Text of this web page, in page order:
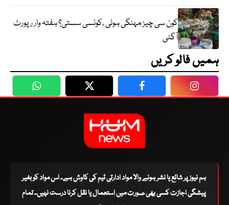
کون سی چیز مہنگی ہوئی ،کونسی سستی؟ ہفتہ وار رپورٹ
آگئی
ہمیں فالو کریں
WhatsApp Twitter Facebook
ہم نیوز پر شائع یا نشر ہونے والا مواد ادارتی ٹیم کی کاوش ہے۔ اس مواد کو بغیر
پیشگی اجازت کسی بھی صورت میں استعمال یا نقل کرنا درست نہیں۔ تمام